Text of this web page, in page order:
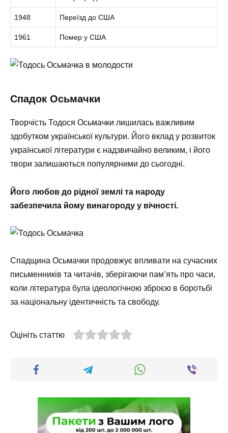
1948 Переїзд до США
1961 Помер у США
Спадок Осьмачки
Творчість Тодося Осьмачки лишилась важливим
здобутком української культури. Його вклад у розвиток
української літератури є надзвичайно великим, і його
твори залишаються популярними до сьогодні.
Його любов до рідної землі та народу
забезпечила йому винагороду у вічності.
Спадщина Осьмачки продовжує впливати на сучасних
письменників та читачів, зберігаючи пам’ять про часи,
коли література була ідеологічною зброєю в боротьбі
за національну ідентичність та свободу.
Оцініть статтю